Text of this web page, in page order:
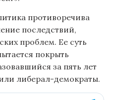
противоречива
последствий,
проблем. Ее суть
покрыть
за пять лет
либерал-демократы.